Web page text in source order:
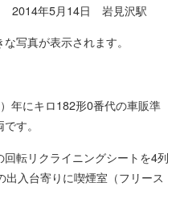
2014年5月14日 岩見沢駅
写真が表示されます。
年にキロ182形0番代の車販準
す。
転リクライニングシートを4列
出入台寄りに喫煙室（フリース